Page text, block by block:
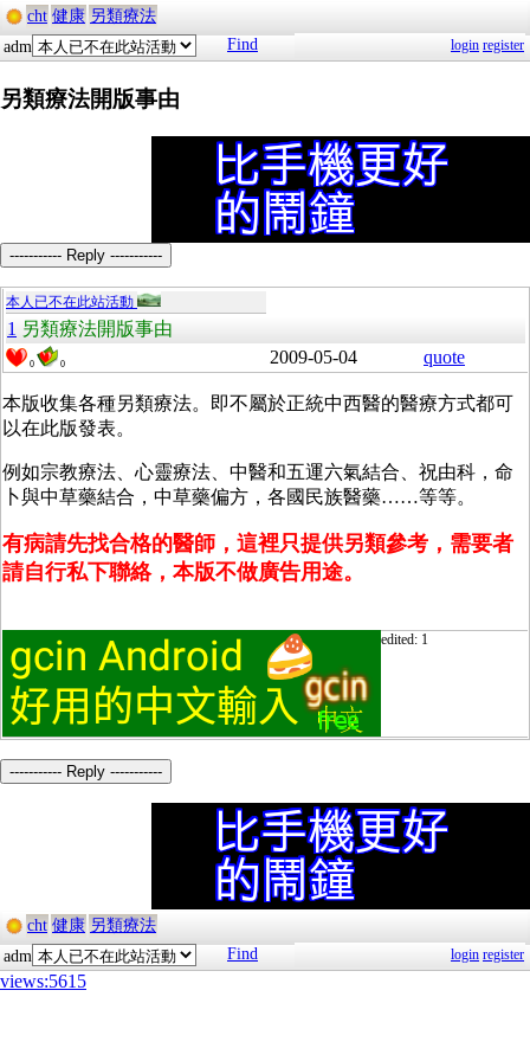
cht 健康 另類療法
adm
Find login register
另類療法開版事由
----------- Reply -----------
本人已不在此站活動
1 另類療法開版事由
0 0 2009-05-04 quote
本版收集各種另類療法。即不屬於正統中西醫的醫療方式都可
以在此版發表。
例如宗教療法、心靈療法、中醫和五運六氣結合、祝由科，命
卜與中草藥結合，中草藥偏方，各國民族醫藥……等等。
有病請先找合格的醫師，這裡只提供另類參考，需要者
請自行私下聯絡，本版不做廣告用途。
edited: 1
----------- Reply -----------
cht 健康 另類療法
adm
Find login register
views:5615